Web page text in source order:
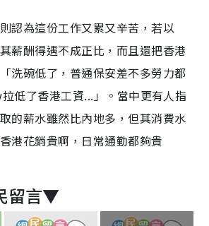
認為這份工作又累又辛苦，若以
薪酬得遇不成正比，而且還把香港
洗碗低了，普通保安差不多勞力都
低了香港工資...」。當中更有人指
的薪水雖然比內地多，但其消費水
港花銷貴啊，日常通勤都夠貴
留言▼